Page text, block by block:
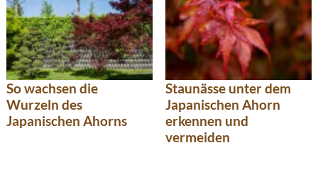
So wachsen die
Wurzeln des
Japanischen Ahorns
Staunässe unter dem
Japanischen Ahorn
erkennen und
vermeiden